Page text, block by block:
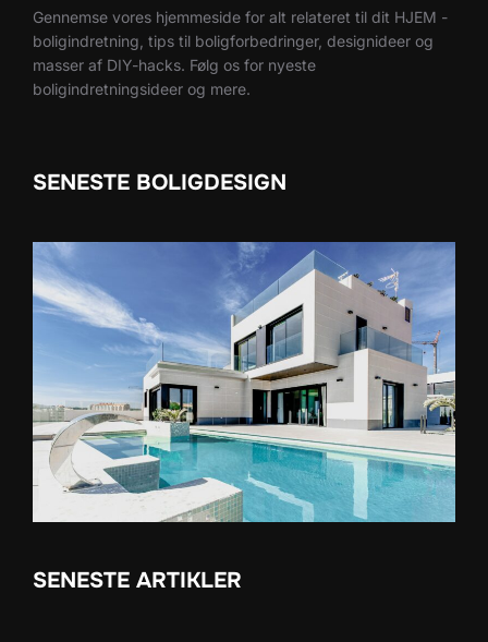
Gennemse vores hjemmeside for alt relateret til dit HJEM -
boligindretning, tips til boligforbedringer, designideer og
masser af DIY-hacks. Følg os for nyeste
boligindretningsideer og mere.
SENESTE BOLIGDESIGN
SENESTE ARTIKLER